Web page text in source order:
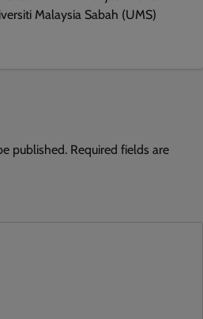
Malaysia Sabah (UMS)
published. Required fields are